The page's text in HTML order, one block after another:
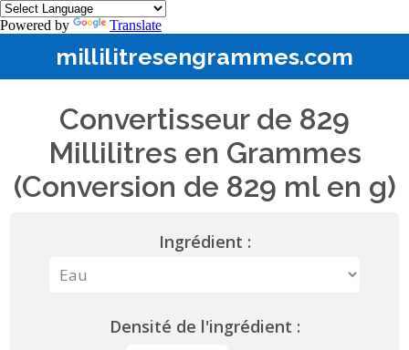
Powered by Translate
millilitresengrammes.com
Convertisseur de 829
Millilitres en Grammes
(Conversion de 829 ml en g)
Ingrédient :
Densité de l'ingrédient :